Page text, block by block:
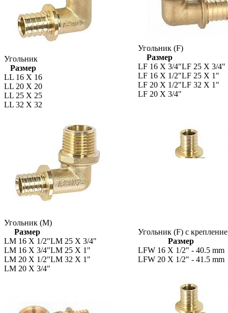
Угольник
Размер
LL 16 X 16
LL 20 X 20
LL 25 X 25
LL 32 X 32
Угольник (F)
Размер
LF 16 X 3/4"LF 25 X 3/4"
LF 16 X 1/2"LF 25 X 1"
LF 20 X 1/2"LF 32 X 1"
LF 20 X 3/4"
Угольник (M)
Размер
LM 16 X 1/2"LM 25 X 3/4"
LM 16 X 3/4"LM 25 X 1"
LM 20 X 1/2"LM 32 X 1"
LM 20 X 3/4"
Угольник (F) с
Размер
LFW 16 X 1/2" - 40.5 mm
LFW 20 X 1/2" - 41.5 mm